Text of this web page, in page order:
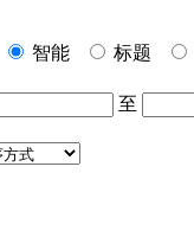
智能
标题
至